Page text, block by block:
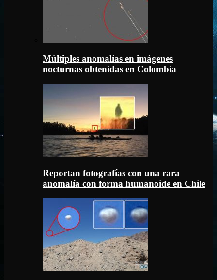
Múltiples anomalías en imágenes
nocturnas obtenidas en Colombia
Reportan fotografías con una rara
anomalía con forma humanoide en Chile